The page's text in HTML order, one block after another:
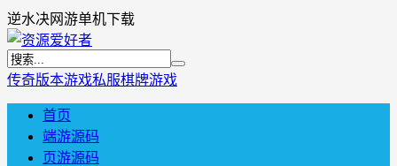
逆水决网游单机下载
传奇版本游戏私服棋牌游戏
首页
端游源码
页游源码